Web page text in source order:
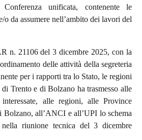
unificata, contenente le
o da assumere nell’ambito dei lavori del
n. 21106 del 3 dicembre 2025, con la
delle attività della segreteria
per i rapporti tra lo Stato, le regioni
Trento e di Bolzano ha trasmesso alle
alle regioni, alle Province
Bolzano, all’ANCI e all’UPI lo schema
riunione tecnica del 3 dicembre